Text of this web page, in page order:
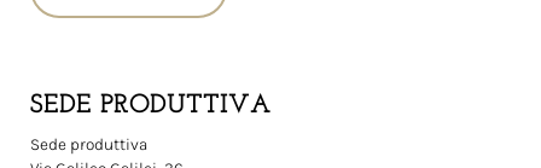
SEDE PRODUTTIVA
Sede produttiva